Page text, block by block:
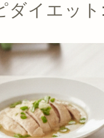
ダイエッ